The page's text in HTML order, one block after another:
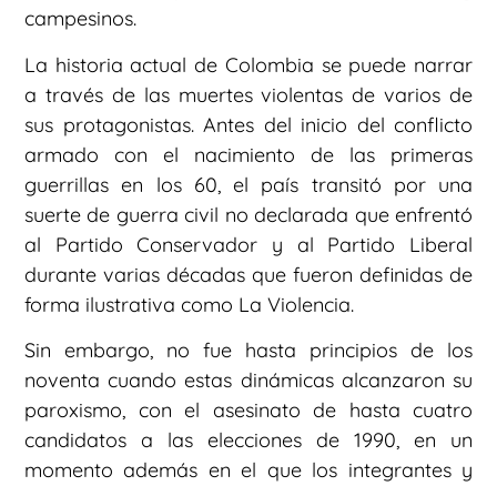
campesinos.
La historia actual de Colombia se puede narrar
a través de las muertes violentas de varios de
sus protagonistas. Antes del inicio del conflicto
armado con el nacimiento de las primeras
guerrillas en los 60, el país transitó por una
suerte de guerra civil no declarada que enfrentó
al Partido Conservador y al Partido Liberal
durante varias décadas que fueron definidas de
forma ilustrativa como La Violencia.
Sin embargo, no fue hasta principios de los
noventa cuando estas dinámicas alcanzaron su
paroxismo, con el asesinato de hasta cuatro
candidatos a las elecciones de 1990, en un
momento además en el que los integrantes y